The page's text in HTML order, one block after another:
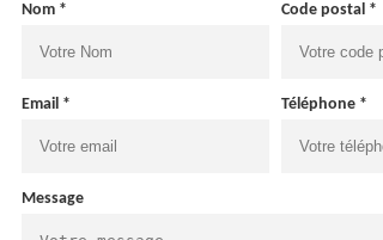
Nom * Code postal *
Email * Téléphone *
Message